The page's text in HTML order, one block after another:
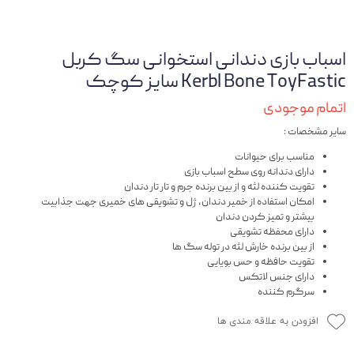
اسباب بازی دندانی استخوانی سگ کربل
Kerbl Bone ToyFastic سایز کوچک
اتمام موجودی
سایر مشخصات :
مناسب برای حیوانات
دارای دندانه روی سطح اسباب بازی
تقویت کننده لثه و از بین برنده جرم و تار تار دندان
امکان استفاده از خمیر دندان، ژل و تشویقی های خمیری جهت جذابیت
بیشتر و تمیز کردن دندان
دارای محفظه تشویقی
از بین برنده خارش لثه در توله سگ ها
تقویت حافظه و حس بویایی
دارای جنس لاتکس
سرگرم کننده
افزودن به علاقه مندی ها